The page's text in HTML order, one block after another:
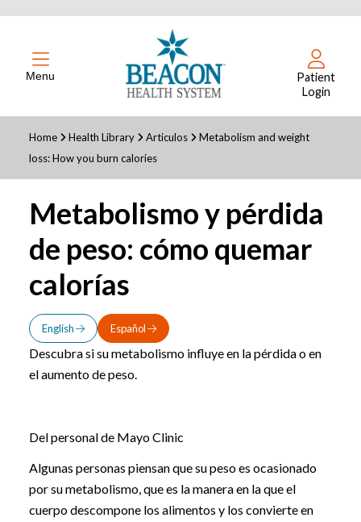
Menu
Patient
Login
Home Health Library Articulos
Metabolism and weight
loss: How you burn calories
Metabolismo y pérdida
de peso: cómo quemar
calorías
English Español
Descubra si su metabolismo influye en la pérdida o en
el aumento de peso.
Del personal de Mayo Clinic
Algunas personas piensan que su peso es ocasionado
por su metabolismo, que es la manera en la que el
cuerpo descompone los alimentos y los convierte en